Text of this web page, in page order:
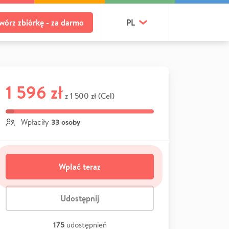
zbiórkę - za darmo PL
1 596 zł z 1 500 zł (Cel)
Wpłaciły 33 osoby
Wpłać teraz
Udostępnij
175 udostępnień